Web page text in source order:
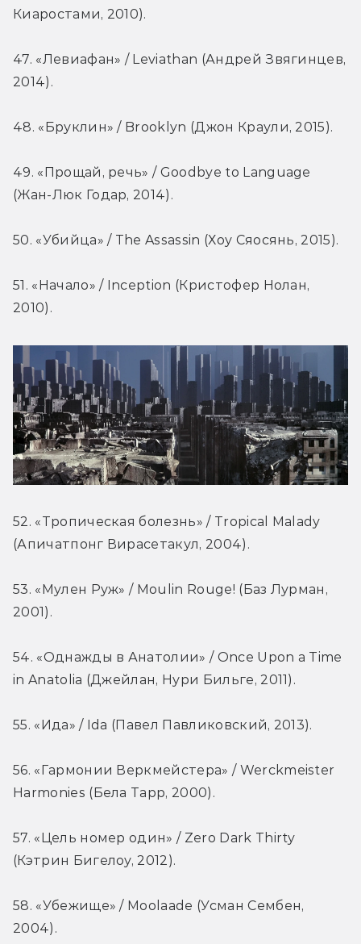
Киаростами, 2010).
47. «Левиафан» / Leviathan (Андрей Звягинцев,
2014).
48. «Бруклин» / Brooklyn (Джон Краули, 2015).
49. «Прощай, речь» / Goodbye to Language
(Жан-Люк Годар, 2014).
50. «Убийца» / The Assassin (Хоу Сяосянь, 2015).
51. «Начало» / Inception (Кристофер Нолан,
2010).
52. «Тропическая болезнь» / Tropical Malady
(Апичатпонг Вирасетакул, 2004).
53. «Мулен Руж» / Moulin Rouge! (Баз Лурман,
2001).
54. «Однажды в Анатолии» / Once Upon a Time
in Anatolia (Джейлан, Нури Бильге, 2011).
55. «Ида» / Ida (Павел Павликовский, 2013).
56. «Гармонии Веркмейстера» / Werckmeister
Harmonies (Бела Тарр, 2000).
57. «Цель номер один» / Zero Dark Thirty
(Кэтрин Бигелоу, 2012).
58. «Убежище» / Moolaade (Усман Сембен,
2004).